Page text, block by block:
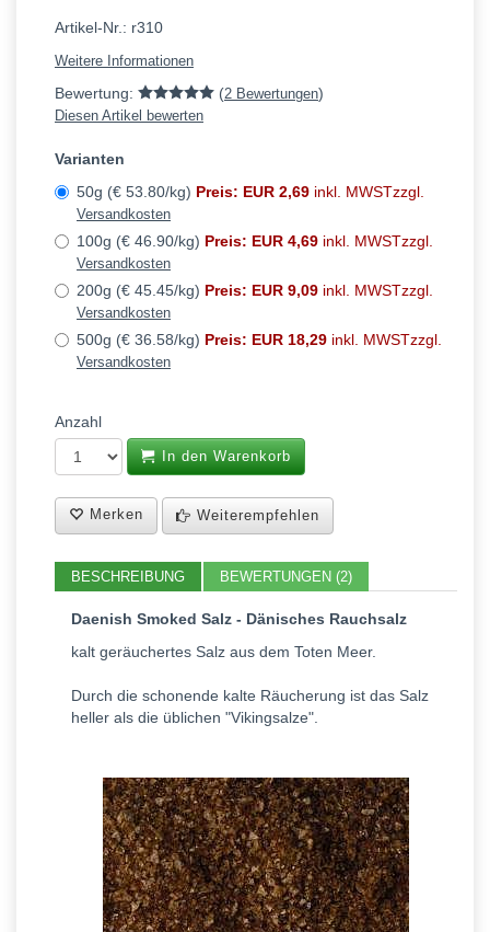
Artikel-Nr.: r310
Weitere Informationen
Bewertung: (2 Bewertungen)
Diesen Artikel bewerten
Varianten
50g (€ 53.80/kg) Preis: EUR 2,69 inkl. MWSTzzgl.
Versandkosten
100g (€ 46.90/kg) Preis: EUR 4,69 inkl. MWSTzzgl.
Versandkosten
200g (€ 45.45/kg) Preis: EUR 9,09 inkl. MWSTzzgl.
Versandkosten
500g (€ 36.58/kg) Preis: EUR 18,29 inkl. MWSTzzgl.
Versandkosten
Anzahl
In den Warenkorb
Merken Weiterempfehlen
BESCHREIBUNG BEWERTUNGEN (2)
Daenish Smoked Salz - Dänisches Rauchsalz
kalt geräuchertes Salz aus dem Toten Meer.
Durch die schonende kalte Räucherung ist das Salz
heller als die üblichen "Vikingsalze".